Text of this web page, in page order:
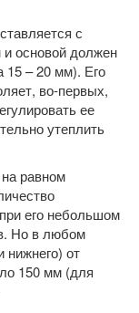
с
и основой должен
15 – 20 мм). Его
во-первых,
ее
утеплить
равном
его небольшом
Но в любом
нижнего) от
150 мм (для